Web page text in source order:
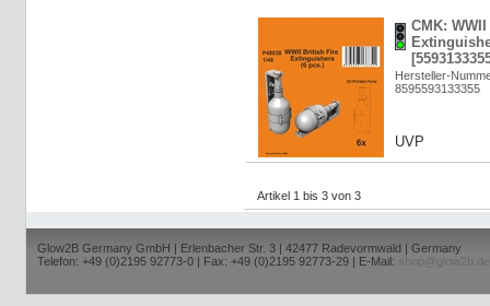
CMK:
Hersteller-
8595593133355
UVP
Artikel 1 bis 3 von 3
Glow2B Germany GmbH | Erlenbacher Str. 3 | 42477 Radevormwald | Germany
Telefon: +49 (0)2195 92773-0 | Fax: +49 (0)2195 92773-29 | E-Mail:
shop@glow2b.de